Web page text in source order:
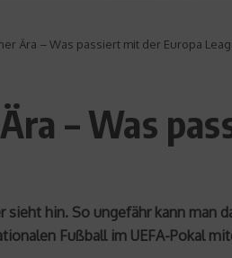
Ära – Was passiert mit der Europa
– Was
hin. So ungefähr kann man
Fußball im UEFA-Pokal